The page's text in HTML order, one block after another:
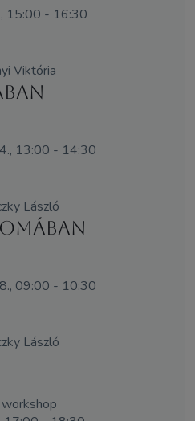
15:00 - 16:30
Viktória
13:00 - 14:30
László
09:00 - 10:30
László